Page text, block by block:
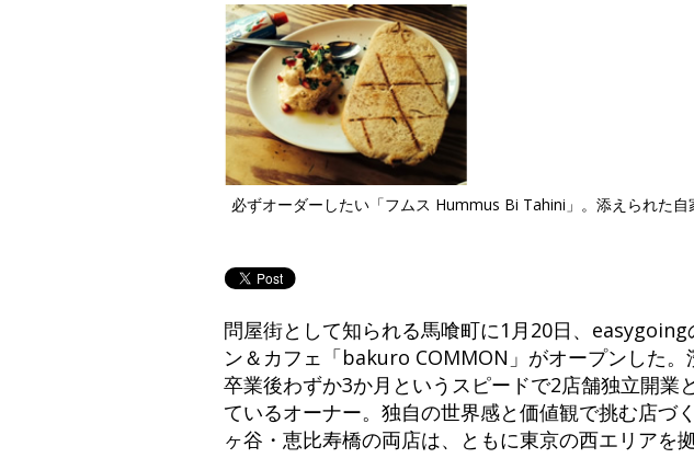
必ずオーダーしたい「フムス Hummus Bi Tahini」。添えられた
問屋街として知られる馬喰町に1月20日、
ン＆カフェ「bakuro COMMON」がオープンした
卒業後わずか3か月というスピードで2店舗独立開
ているオーナー。独自の世界感と価値観で挑む店づ
ヶ谷・恵比寿橋の両店は、ともに東京の西エリアを